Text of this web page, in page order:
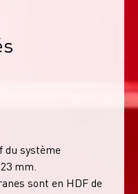
du système
mm.
sont en HDF de